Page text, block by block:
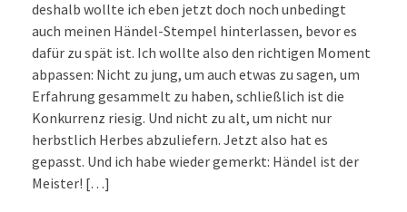
deshalb wollte ich eben jetzt doch noch unbedingt
auch meinen Händel-Stempel hinterlassen, bevor es
dafür zu spät ist. Ich wollte also den richtigen Moment
abpassen: Nicht zu jung, um auch etwas zu sagen, um
Erfahrung gesammelt zu haben, schließlich ist die
Konkurrenz riesig. Und nicht zu alt, um nicht nur
herbstlich Herbes abzuliefern. Jetzt also hat es
gepasst. Und ich habe wieder gemerkt: Händel ist der
Meister! […]